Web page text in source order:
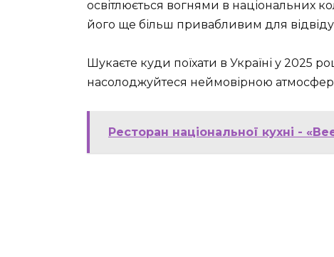
освітлюється вогнями в національних
його ще більш привабливим для
Шукаєте куди поїхати в Україні у 2025
насолоджуйтеся неймовірною
Ресторан національної кухні -